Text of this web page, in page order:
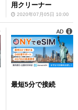
用クリーナー
2020年07月05日 10:00
最短5分で接続
AD